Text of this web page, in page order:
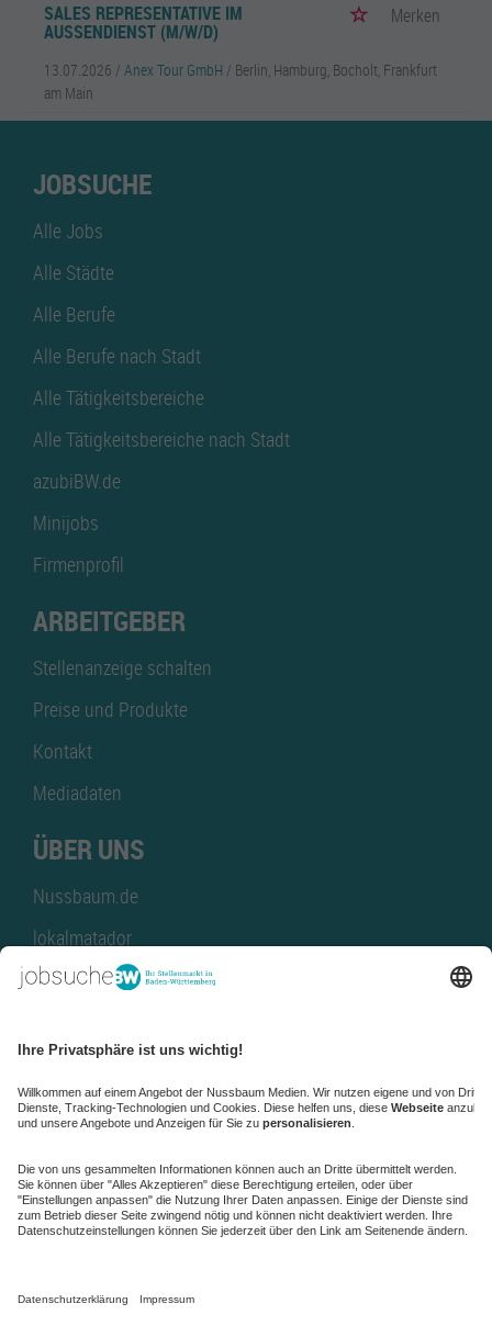
SALES REPRESENTATIVE IM
AUSSENDIENST (M/W/D)
Merken
13.07.2026 / Anex Tour GmbH / Berlin, Hamburg, Bocholt, Frankfurt
am Main
JOBSUCHE
Alle Jobs
Alle Städte
Alle Berufe
Alle Berufe nach Stadt
Alle Tätigkeitsbereiche
Alle Tätigkeitsbereiche nach Stadt
azubiBW.de
Minijobs
Firmenprofil
ARBEITGEBER
Stellenanzeige schalten
Preise und Produkte
Kontakt
Mediadaten
ÜBER UNS
Nussbaum.de
lokalmatador
kaufinBW
NussbaumID
Nussbaum Medien
de.jobble.org